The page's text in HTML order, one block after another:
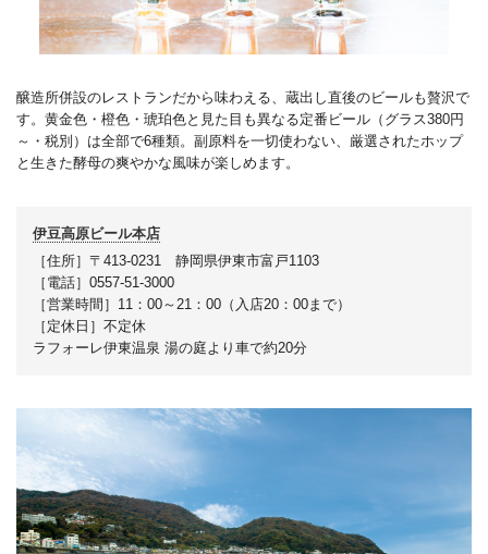
醸造所併設のレストランだから味わえる、蔵出し直後のビールも贅沢で
す。黄金色・橙色・琥珀色と見た目も異なる定番ビール（グラス380円
～・税別）は全部で6種類。副原料を一切使わない、厳選されたホップ
と生きた酵母の爽やかな風味が楽しめます。
伊豆高原ビール本店
［住所］〒413-0231 静岡県伊東市富戸1103
［電話］0557-51-3000
［営業時間］11：00～21：00（入店20：00まで）
［定休日］不定休
ラフォーレ伊東温泉 湯の庭より車で約20分